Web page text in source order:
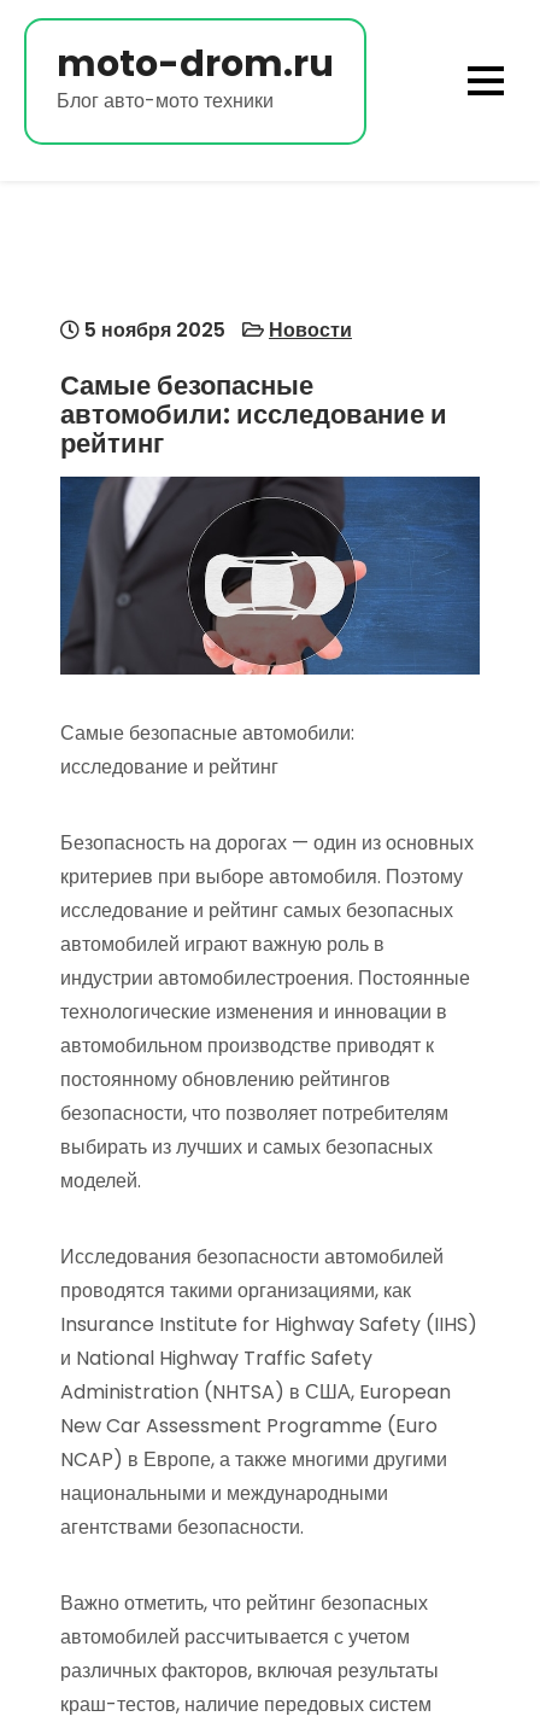
Перейти
содержимомуmoto-drom.ru
Блог авто-мото техники
5 ноября 2025 Новости
Самые безопасные
автомобили: исследование и
рейтинг
Самые безопасные автомобили:
исследование и рейтинг
Безопасность на дорогах — один из основных
критериев при выборе автомобиля. Поэтому
исследование и рейтинг самых безопасных
автомобилей играют важную роль в
индустрии автомобилестроения. Постоянные
технологические изменения и инновации в
автомобильном производстве приводят к
постоянному обновлению рейтингов
безопасности, что позволяет потребителям
выбирать из лучших и самых безопасных
моделей.
Исследования безопасности автомобилей
проводятся такими организациями, как
Insurance Institute for Highway Safety (IIHS)
и National Highway Traffic Safety
Administration (NHTSA) в США, European
New Car Assessment Programme (Euro
NCAP) в Европе, а также многими другими
национальными и международными
агентствами безопасности.
Важно отметить, что рейтинг безопасных
автомобилей рассчитывается с учетом
различных факторов, включая результаты
краш-тестов, наличие передовых систем